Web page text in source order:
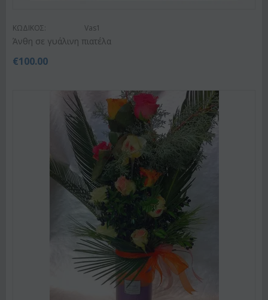
ΚΩΔΙΚΟΣ: Vas1
Άνθη σε γυάλινη πιατέλα
€100.00